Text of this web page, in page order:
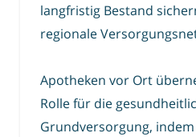
langfristig Bestand
regionale
Apotheken vor Ort
Rolle für die
Grundversorgung,